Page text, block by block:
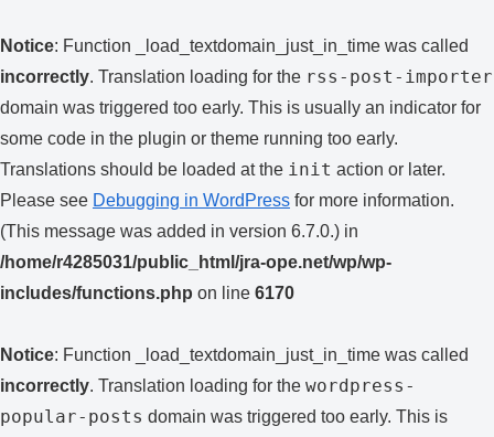
Notice: Function _load_textdomain_just_in_time was called
incorrectly. Translation loading for the rss-post-importer
domain was triggered too early. This is usually an indicator for
some code in the plugin or theme running too early.
Translations should be loaded at the init action or later.
Please see Debugging in WordPress for more information.
(This message was added in version 6.7.0.) in
/home/r4285031/public_html/jra-ope.net/wp/wp-
includes/functions.php on line 6170
Notice: Function _load_textdomain_just_in_time was called
incorrectly. Translation loading for the wordpress-
popular-posts domain was triggered too early. This is